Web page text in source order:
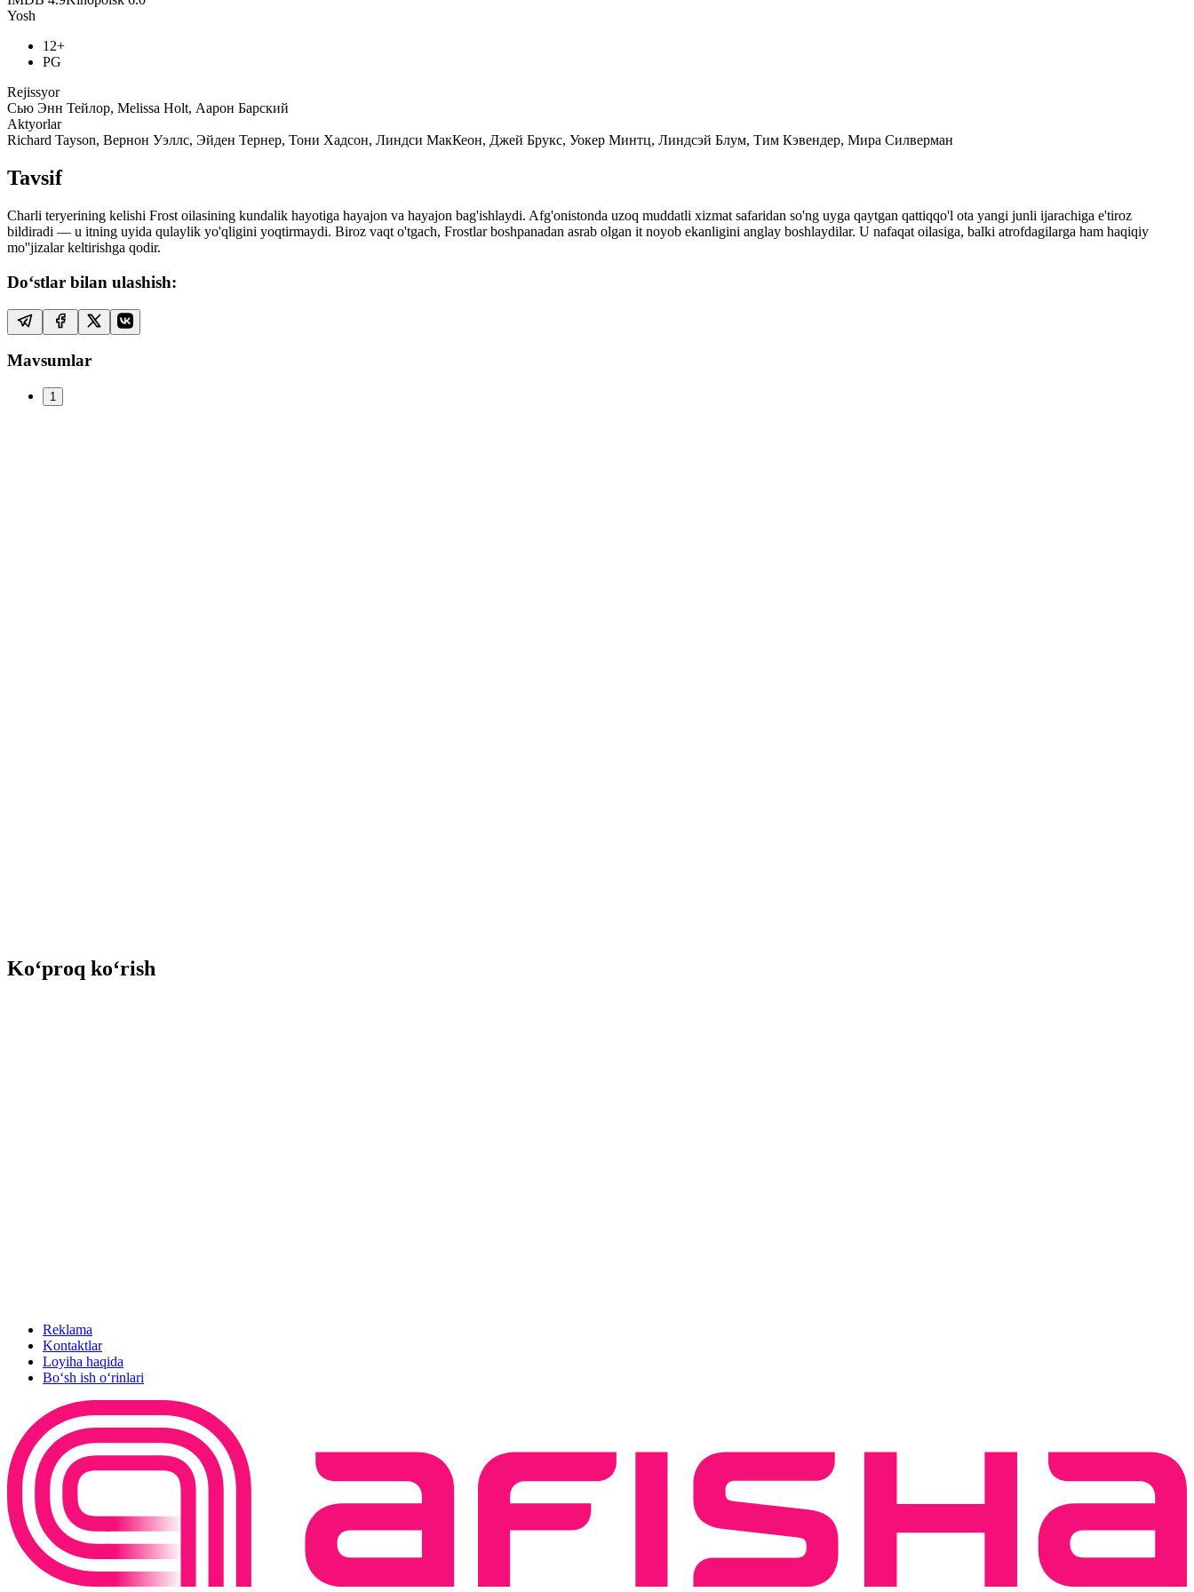
Yosh
12+
PG
Rejissyor
Сью Энн Тейлор, Melissa Holt, Аарон Барский
Aktyorlar
Richard Tayson, Вернон Уэллс, Эйден Тернер, Тони Хадсон, Линдси МакКеон, Джей Брукс, Уокер Минтц, Линдсэй Блум, Тим Кэвендер, Мира Силверман
Tavsif
Charli teryerining kelishi Frost oilasining kundalik hayotiga hayajon va hayajon bag'ishlaydi. Afg'onistonda uzoq muddatli xizmat safaridan so'ng uyga qaytgan qattiqqo'l ota yangi junli ijarachiga e'tiroz
bildiradi — u itning uyida qulaylik yo'qligini yoqtirmaydi. Biroz vaqt o'tgach, Frostlar boshpanadan asrab olgan it noyob ekanligini anglay boshlaydilar. U nafaqat oilasiga, balki atrofdagilarga ham haqiqiy
mo''jizalar keltirishga qodir.
Do‘stlar bilan ulashish:
Mavsumlar
1
Ko‘proq ko‘rish
Reklama
Kontaktlar
Loyiha haqida
Bo‘sh ish o‘rinlari